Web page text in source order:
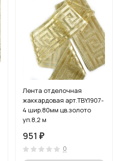
Лента отделочная
жаккардовая арт.TBY.1907-
4 шир.80мм цв.золото
уп.8,2 м
951 ₽
0